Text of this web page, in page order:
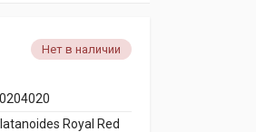
Нет в наличии
Royal Red